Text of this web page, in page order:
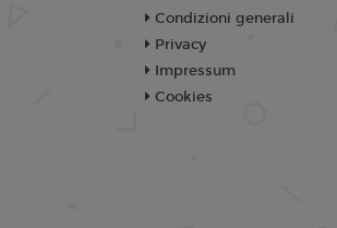
Condizioni generali
Privacy
Impressum
Cookies